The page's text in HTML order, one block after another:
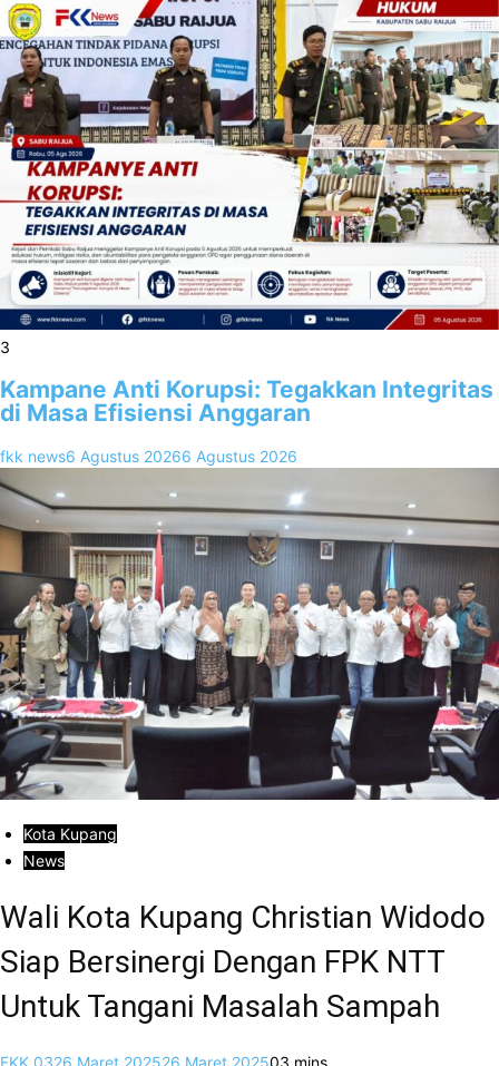
3
Kampane Anti Korupsi: Tegakkan Integritas
di Masa Efisiensi Anggaran
fkk news6 Agustus 20266 Agustus 2026
Kota Kupang
News
Wali Kota Kupang Christian Widodo
Siap Bersinergi Dengan FPK NTT
Untuk Tangani Masalah Sampah
FKK 0326 Maret 202526 Maret 202503 mins